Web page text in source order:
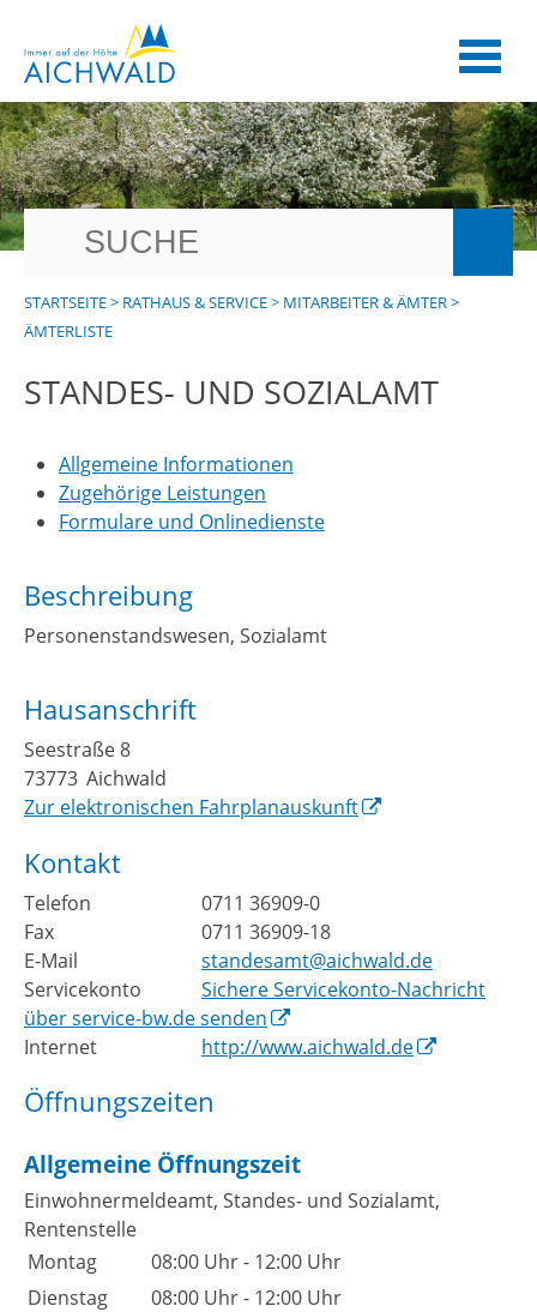
STARTSEITE> RATHAUS & SERVICE> MITARBEITER & ÄMTER>
ÄMTERLISTE
STANDES- UND SOZIALAMT
Allgemeine Informationen
Zugehörige Leistungen
Formulare und Onlinedienste
Beschreibung
Personenstandswesen, Sozialamt
Hausanschrift
Seestraße 8
73773 Aichwald
Zur elektronischen Fahrplanauskunft
Kontakt
Telefon
0711 36909-0
Fax
0711 36909-18
E-Mail
standesamt@aichwald.de
Servicekonto
Sichere Servicekonto-Nachricht
über service-bw.de senden
Internet
http://www.aichwald.de
Öffnungszeiten
Allgemeine Öffnungszeit
Einwohnermeldeamt, Standes- und Sozialamt,
Rentenstelle
Montag
08:00 Uhr- 12:00 Uhr
Dienstag
08:00 Uhr- 12:00 Uhr